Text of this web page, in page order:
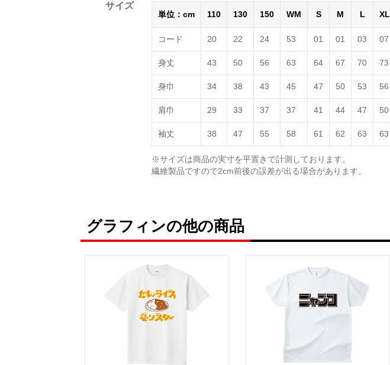
サイズ
単位：cm 110 130 150 WM S M L XL
コード 20 22 24 53 01 01 03 07
身丈 43 50 56 63 64 67 70 73
身巾 34 38 43 45 47 50 53 56
肩巾 29 33 37 37 41 44 47 50
袖丈 38 47 55 58 61 62 63 63
※サイズは商品の実寸を平置きで計測しております。
繊維製品ですので2cm前後の誤差が出る場合があります。
グラフィンの他の商品